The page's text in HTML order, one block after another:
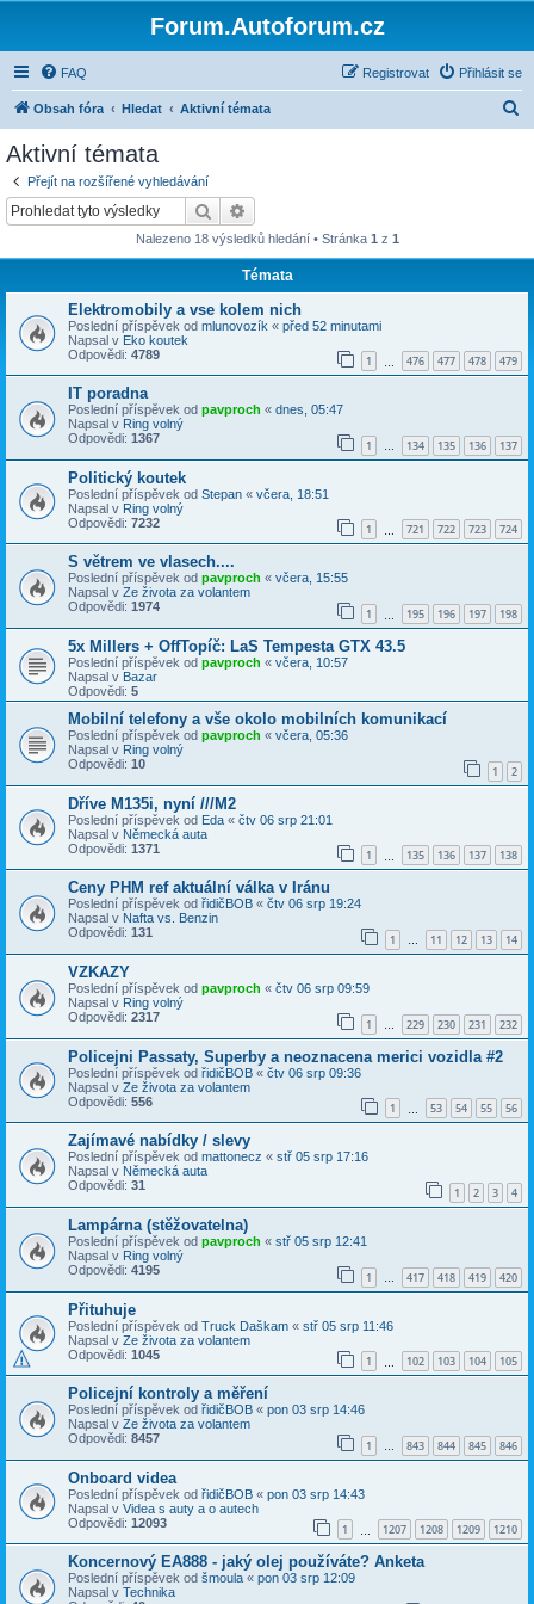
Forum.Autoforum.cz
FAQ Přihlásit se
Registrovat
Obsah fóra Hledat Aktivní témata
Aktivní témata
Přejít na rozšířené vyhledávání
Hledat
Nalezeno 18 výsledků hledání • Stránka 1 z 1
Témata
Elektromobily a vse kolem nich
Poslední příspěvek od mlunovozík « před 52 minutami
Napsal v Eko koutek
Odpovědi: 4789 1 476 477 478 479
IT poradna
Poslední příspěvek od pavproch « dnes, 05:47
Napsal v Ring volný
Odpovědi: 1367 1 … 134 135 136 137
Politický koutek
Poslední příspěvek od Stepan « včera, 18:51
Napsal v Ring volný
Odpovědi: 7232 1 721 722 723 724
S větrem ve vlasech....
Poslední příspěvek od pavproch « včera, 15:55
Napsal v Ze života za volantem
Odpovědi: 1974 1 195 196 197 198
5x Millers + OffTopíč: LaS Tempesta GTX 43.5
Poslední příspěvek od pavproch « včera, 10:57
Napsal v Bazar
Odpovědi: 5
Mobilní telefony a vše okolo mobilních komunikací
Poslední příspěvek od pavproch « včera, 05:36
Napsal v Ring volný
Odpovědi: 10 1 2
Dříve M135i, nyní ///M2
Poslední příspěvek od Eda « čtv 06 srp 21:01
Napsal v Německá auta
Odpovědi: 1371 1 135 136 137 138
Ceny PHM ref aktuální válka v Iránu
Poslední příspěvek od řidičBOB « čtv 06 srp 19:24
Napsal v Nafta vs. Benzin
Odpovědi: 131 1 … 11 12 13 14
VZKAZY
Poslední příspěvek od pavproch « čtv 06 srp 09:59
Napsal v Ring volný
Odpovědi: 2317 1 … 229 230 231 232
Policejni Passaty, Superby a neoznacena merici vozidla #2
Poslední příspěvek od řidičBOB « čtv 06 srp 09:36
Napsal v Ze života za volantem
Odpovědi: 556 1 53 54 55 56
Zajímavé nabídky / slevy
Poslední příspěvek od mattonecz « stř 05 srp 17:16
Napsal v Německá auta
Odpovědi: 31 1 2 3 4
Lampárna (stěžovatelna)
Poslední příspěvek od pavproch « stř 05 srp 12:41
Napsal v Ring volný
Odpovědi: 4195 1 … 417 418 419 420
Přituhuje
Poslední příspěvek od Truck Daškam « stř 05 srp 11:46
Napsal v Ze života za volantem
Odpovědi: 1045 1 102 103 104 105
Policejní kontroly a měření
Poslední příspěvek od řidičBOB « pon 03 srp 14:46
Napsal v Ze života za volantem
Odpovědi: 8457 1 … 843 844 845 846
Onboard videa
Poslední příspěvek od řidičBOB « pon 03 srp 14:43
Napsal v Videa s auty a o autech
Odpovědi: 12093 1 1207 1208 1209 1210
Koncernový EA888 - jaký olej používáte? Anketa
Poslední příspěvek od šmoula « pon 03 srp 12:09
Napsal v Technika